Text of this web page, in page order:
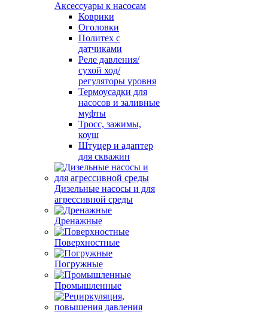
Аксессуары к насосам
Коврики
Оголовки
Политех с
датчиками
Реле давления/
сухой ход/
регуляторы уровня
Термоусадки для
насосов и заливные
муфты
Тросс, зажимы,
коуш
Штуцер и адаптер
для скважин
Дизельные насосы и для
агрессивной среды
Дренажные
Поверхностные
Погружные
Промышленные